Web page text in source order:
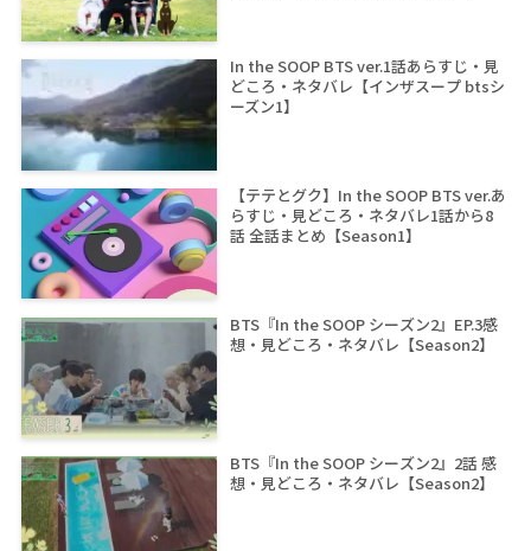
In the SOOP BTS ver.1話あらすじ・見
どころ・ネタバレ【インザスープ btsシ
ーズン1】
【テテとグク】In the SOOP BTS ver.あ
らすじ・見どころ・ネタバレ1話から8
話 全話まとめ【Season1】
BTS『In the SOOP シーズン2』EP.3感
想・見どころ・ネタバレ【Season2】
BTS『In the SOOP シーズン2』2話 感
想・見どころ・ネタバレ【Season2】